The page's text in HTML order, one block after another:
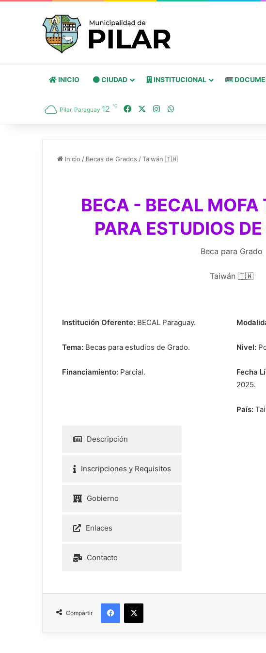
INICIO CIUDAD INSTITUCIONAL
Pilar, Paraguay 12 ℃
Inicio / Becas de Grados /Taiwán 🇹🇼
BECA - BECAL
PARA ESTUDIOS
Beca para Grado
Taiwán 🇹🇼
Institución Oferente: BECAL Paraguay.
Tema: Becas para estudios de Grado.
Financiamiento: Parcial.
Nivel:
Fecha
2025.
País:
Descripción
Inscripciones y Requisitos
Gobierno
Enlaces
Contacto
Compartir